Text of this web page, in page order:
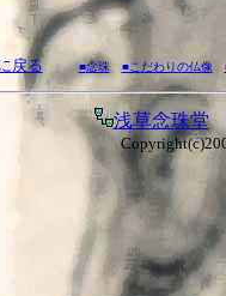
戻る ■念珠 ■こだわりの仏像
浅草念珠堂